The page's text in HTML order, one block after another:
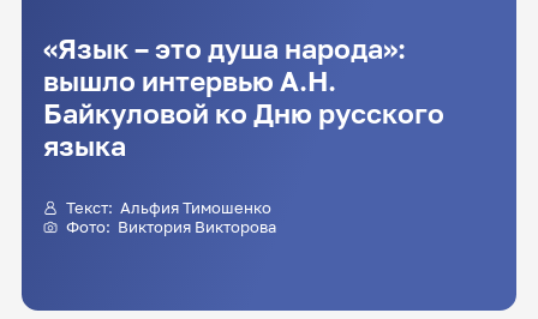
«Язык – это душа народа»:
вышло интервью А.Н.
Байкуловой ко Дню русского
языка
Текст: Альфия Тимошенко
Фото: Виктория Викторова